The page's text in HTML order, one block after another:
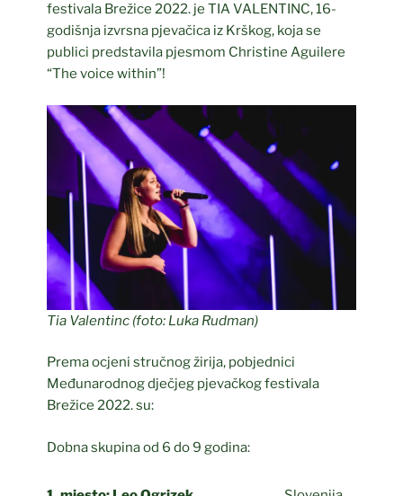
festivala Brežice 2022. je TIA VALENTINC, 16-
godišnja izvrsna pjevačica iz Krškog, koja se
publici predstavila pjesmom Christine Aguilere
“The voice within”!
Tia Valentinc (foto: Luka Rudman)
Prema ocjeni stručnog žirija, pobjednici
Međunarodnog dječjeg pjevačkog festivala
Brežice 2022. su:
Dobna skupina od 6 do 9 godina: